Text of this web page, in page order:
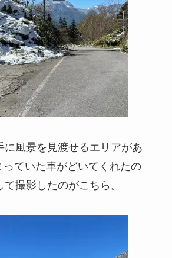
に風景を見渡せるエリアがあ
っていた車がどいてくれたの
撮影したのがこちら。